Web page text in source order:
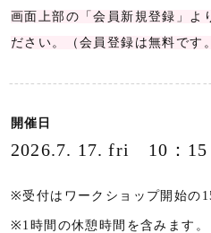
画面上部の「会員新規登録」よ
ださい。（会員登録は無料です
開催日
2026.7. 17. fri 10：15
※受付はワークショップ開始の
※1時間の休憩時間を含みます